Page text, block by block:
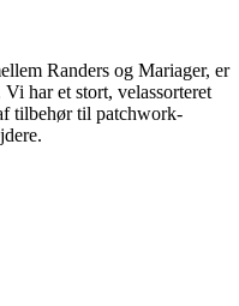
Randers og Mariager, er
har et stort, velassorteret
tilbehør til patchwork-